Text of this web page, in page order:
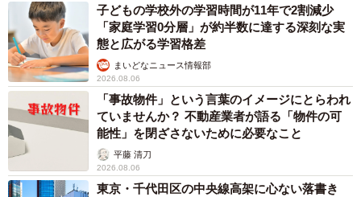
子どもの学校外の学習時間が11年で2割減少
「家庭学習0分層」が約半数に達する深刻な実
態と広がる学習格差
まいどなニュース情報部
2026.08.06
「事故物件」という言葉のイメージにとらわれ
ていませんか？ 不動産業者が語る「物件の可
能性」を閉ざさないために必要なこと
平藤 清刀
2026.08.06
東京・千代田区の中央線高架に心ない落書き